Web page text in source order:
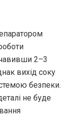
2–3
вихід соку
безпеки.
не буде